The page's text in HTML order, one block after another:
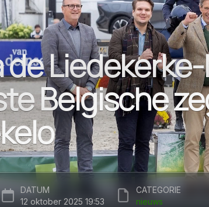
de
Belgische
DATUM
12 oktober 2025 19:53
CATEGORIE
nieuws